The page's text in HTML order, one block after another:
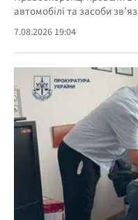
автомобілі та засоби
7.08.2026 19:04